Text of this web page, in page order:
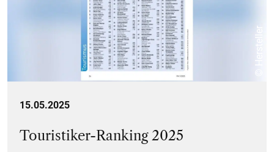
© Hersteller
15.05.2025
Touristiker-Ranking 2025